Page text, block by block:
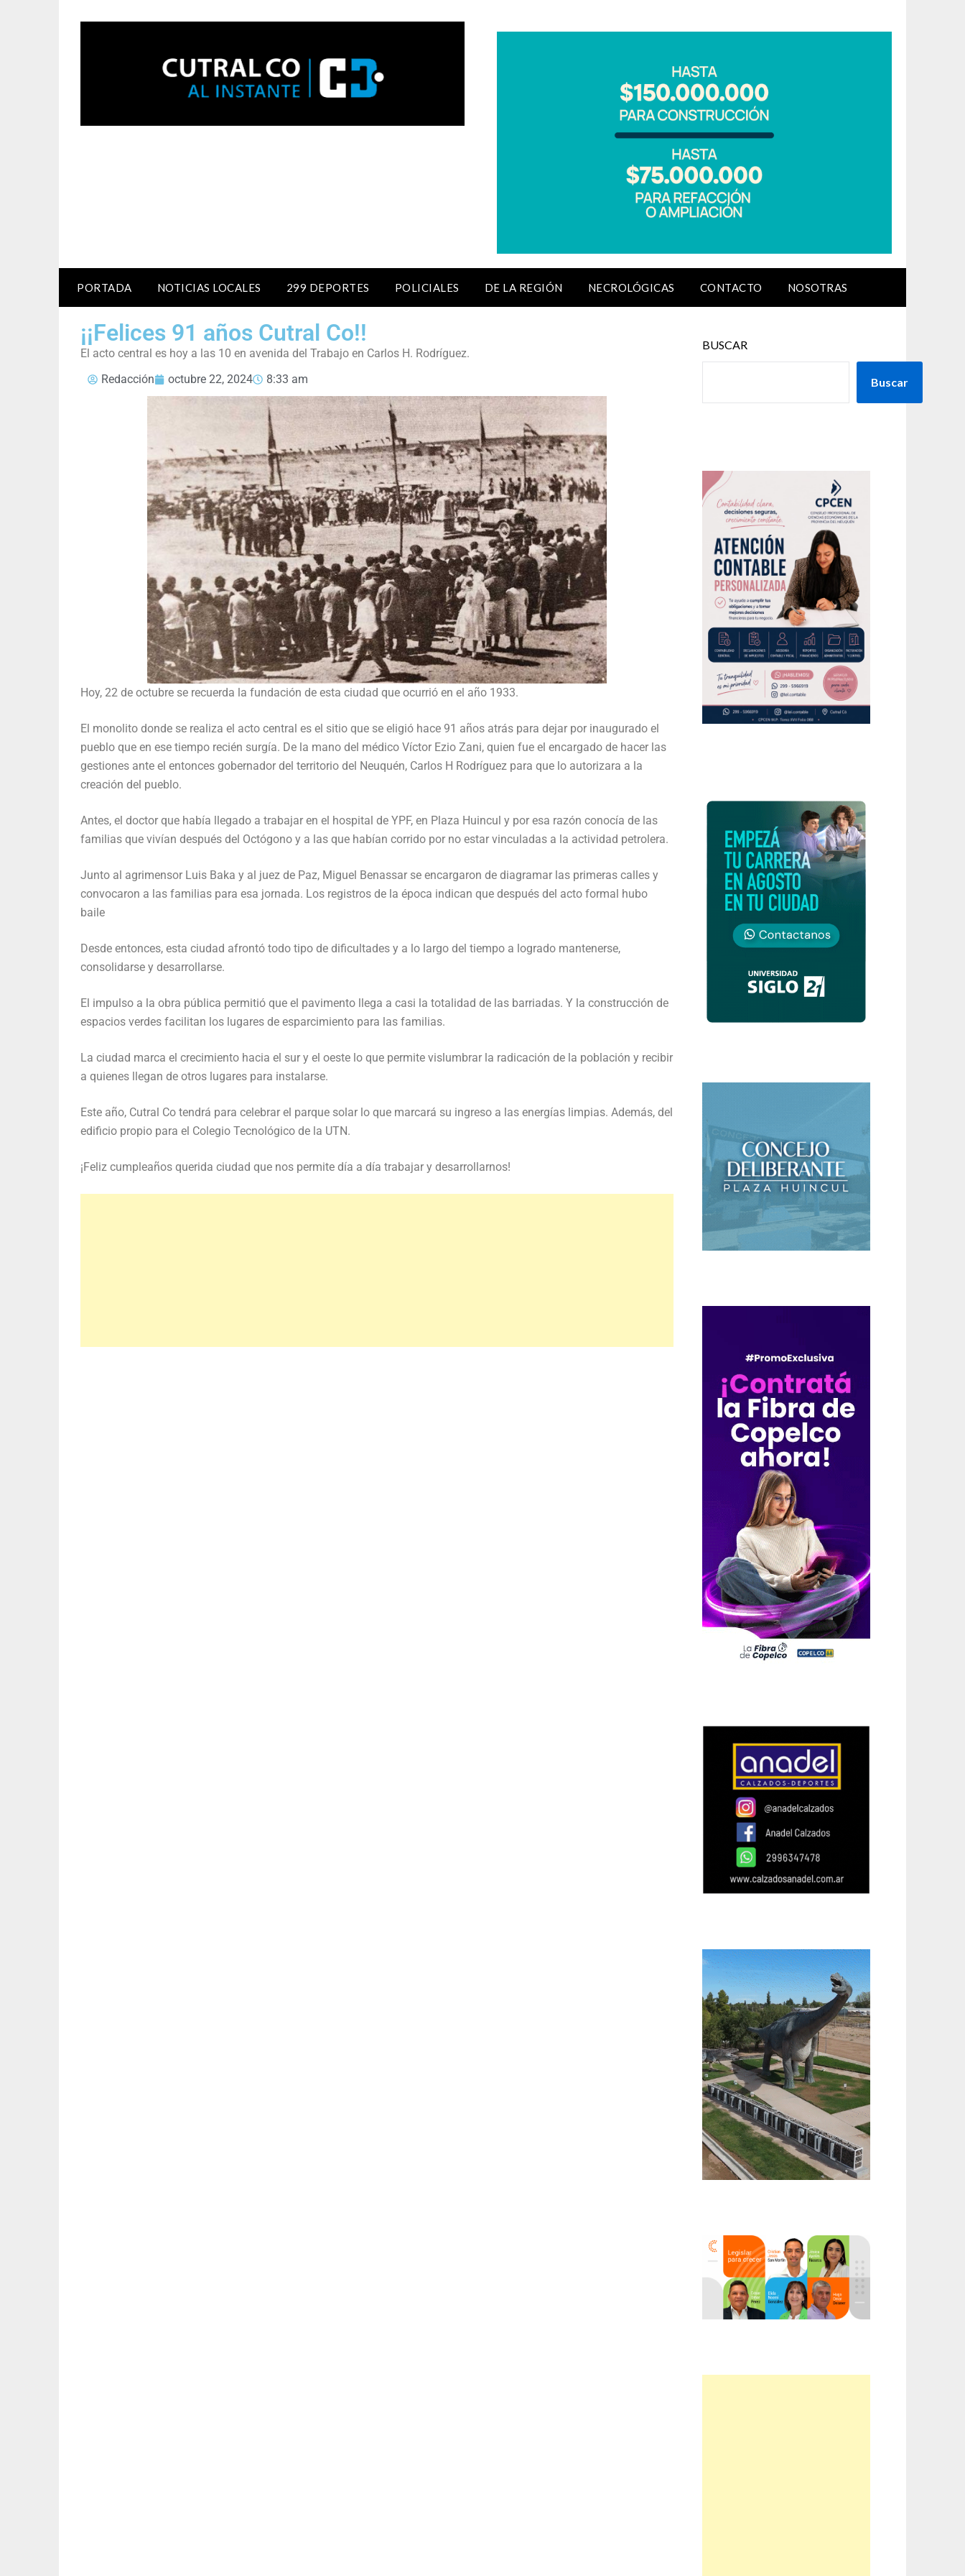
PORTADA NOTICIAS LOCALES 299 DEPORTES POLICIALES DE LA REGIÓN NECROLÓGICAS CONTACTO NOSOTRAS
¡¡Felices 91 años Cutral Co!!
El acto central es hoy a las 10 en avenida del Trabajo en Carlos H. Rodríguez.
Redacción
octubre 22, 2024 8:33 am
Hoy, 22 de octubre se recuerda la fundación de esta ciudad que ocurrió en el año 1933.
El monolito donde se realiza el acto central es el sitio que se eligió hace 91 años atrás para dejar por inaugurado el
pueblo que en ese tiempo recién surgía. De la mano del médico Víctor Ezio Zani, quien fue el encargado de hacer las
gestiones ante el entonces gobernador del territorio del Neuquén, Carlos H Rodríguez para que lo autorizara a la
creación del pueblo.
Antes, el doctor que había llegado a trabajar en el hospital de YPF, en Plaza Huincul y por esa razón conocía de las
familias que vivían después del Octógono y a las que habían corrido por no estar vinculadas a la actividad petrolera.
Junto al agrimensor Luis Baka y al juez de Paz, Miguel Benassar se encargaron de diagramar las primeras calles y
convocaron a las familias para esa jornada. Los registros de la época indican que después del acto formal hubo
baile
Desde entonces, esta ciudad afrontó todo tipo de dificultades y a lo largo del tiempo a logrado mantenerse,
consolidarse y desarrollarse.
El impulso a la obra pública permitió que el pavimento llega a casi la totalidad de las barriadas. Y la construcción de
espacios verdes facilitan los lugares de esparcimiento para las familias.
La ciudad marca el crecimiento hacia el sur y el oeste lo que permite vislumbrar la radicación de la población y recibir
a quienes llegan de otros lugares para instalarse.
Este año, Cutral Co tendrá para celebrar el parque solar lo que marcará su ingreso a las energías limpias. Además, del
edificio propio para el Colegio Tecnológico de la UTN.
¡Feliz cumpleaños querida ciudad que nos permite día a día trabajar y desarrollarnos!
BUSCAR
Buscar